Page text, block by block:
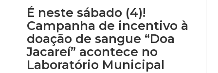
É neste sábado (4)!
Campanha de incentivo à
doação de sangue “Doa
Jacareí” acontece no
Laboratório Municipal